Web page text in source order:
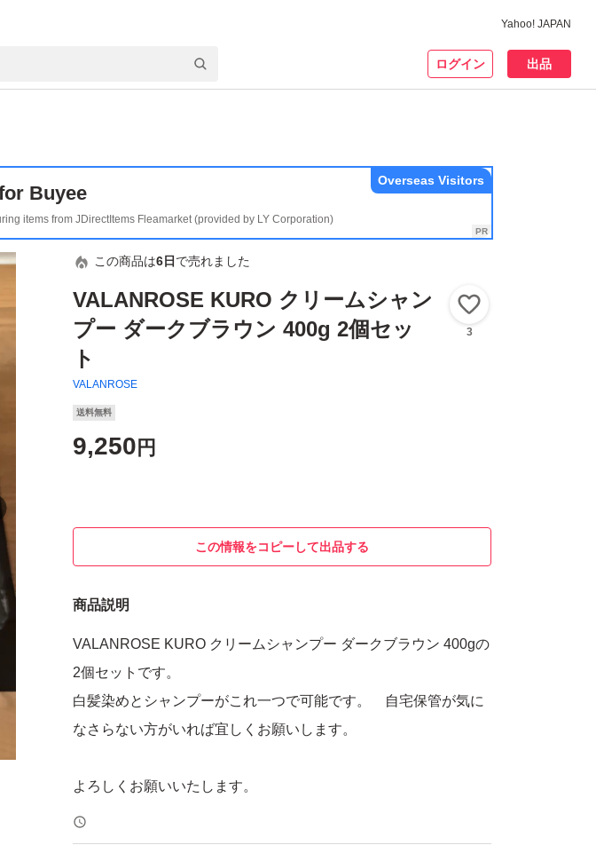
Yahoo! JAPAN
ログイン 出品
Buyee
items from JDirectItems Fleamarket (provided by LY Corporation)
Overseas Visitors
この商品は6日 で売れました
VALANROSE KURO クリームシャン
プー ダークブラウン 400g 2個セッ
ト
VALANROSE
3
送料無料
9,250 円
この情報をコピーして出品する
商品説明
VALANROSE KURO クリームシャンプー ダークブラウン 400gの
2個セットです。
白髪染めとシャンプーがこれ一つで可能です。 自宅保管が気に
なさらない方がいれば宜しくお願いします。
よろしくお願いいたします。